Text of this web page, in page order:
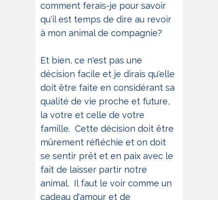
comment ferais-je pour savoir
qu'il est temps de dire au revoir
à mon animal de compagnie?
Et bien, ce n'est pas une
décision facile et je dirais qu'elle
doit être faite en considérant sa
qualité de vie proche et future,
la votre et celle de votre
famille. Cette décision doit être
mûrement réfléchie et on doit
se sentir prêt et en paix avec le
fait de laisser partir notre
animal. Il faut le voir comme un
cadeau d'amour et de